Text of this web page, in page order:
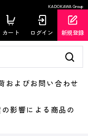
KADOKAWA Group
カート ログイン 新規登録
よびお問い合わせ
影響による商品の